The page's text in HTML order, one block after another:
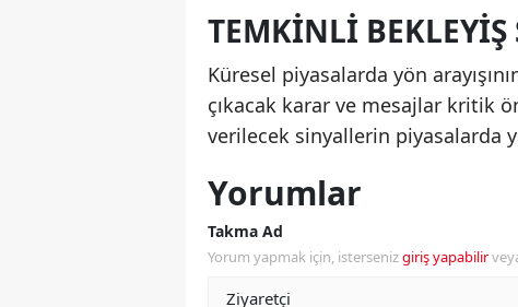
TEMKINLI BEKLEYIŞ
Küresel piyasalarda yön
çıkacak karar ve mesajlar kritik
verilecek sinyallerin piyasalarda
Yorumlar
Takma Ad
Yorum yapmak için, istersenizgiriş yapabilir